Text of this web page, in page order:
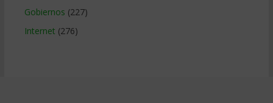
Gobiernos (227)
Internet (276)